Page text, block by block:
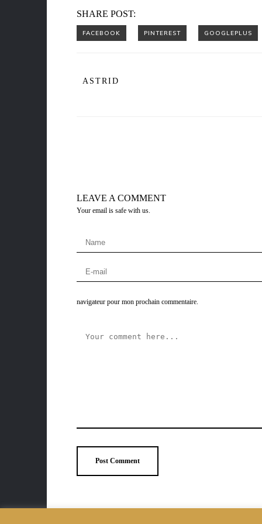
SHARE POST:
ASTRID
LEAVE A COMMENT
Your email is safe with us.
navigateur pour mon prochain commentaire.